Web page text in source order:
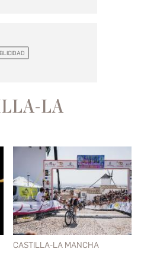
LA
CASTILLA-LA MANCHA